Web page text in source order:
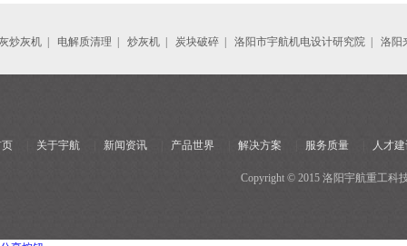
炒灰机 电解质清理 炒灰机 炭块破碎 洛阳市宇航机电设计研究院 洛阳
关于宇航 新闻资讯 产品世界 解决方案 服务质量 人才
Copyright © 2015 洛阳宇航重工科